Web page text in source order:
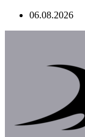
Перейти06.08.2026